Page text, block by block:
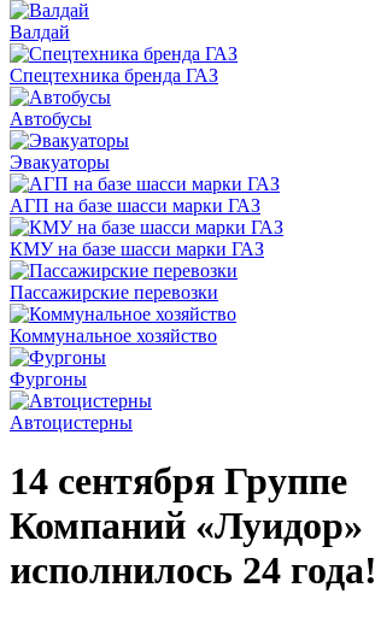
Валдай
Спецтехника бренда ГАЗ
Автобусы
Эвакуаторы
АГП на базе шасси марки ГАЗ
КМУ на базе шасси марки ГАЗ
Пассажирские перевозки
Коммунальное хозяйство
Фургоны
Автоцистерны
14 сентября Группе
Компаний «Луидор»
исполнилось 24 года!